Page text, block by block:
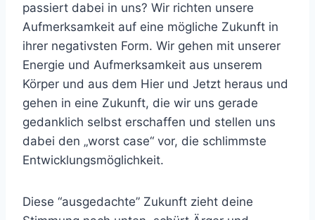
passiert dabei in uns? Wir richten unsere
Aufmerksamkeit auf eine mögliche Zukunft in
ihrer negativsten Form. Wir gehen mit unserer
Energie und Aufmerksamkeit aus unserem
Körper und aus dem Hier und Jetzt heraus und
gehen in eine Zukunft, die wir uns gerade
gedanklich selbst erschaffen und stellen uns
dabei den „worst case“ vor, die schlimmste
Entwicklungsmöglichkeit.
Diese “ausgedachte” Zukunft zieht deine